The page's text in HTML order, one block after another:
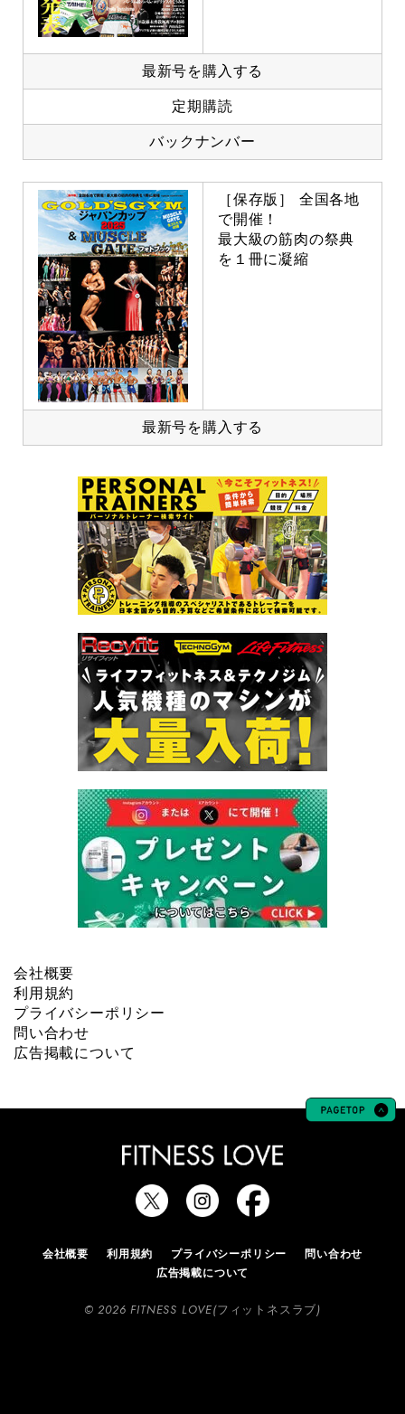
最新号を購入する
定期購読
バックナンバー
［保存版］ 全国各地
で開催！
最大級の筋肉の祭典
を１冊に凝縮
最新号を購入する
会社概要
利用規約
プライバシーポリシー
問い合わせ
広告掲載について
会社概要 利用規約 プライバシーポリシー
問い合わせ
広告掲載について
© 2026 FITNESS LOVE(フィットネスラブ)